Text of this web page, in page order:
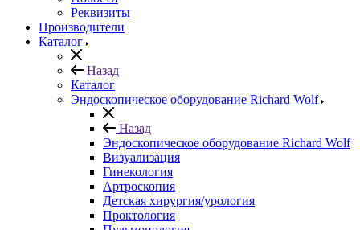
Реквизиты
Производители
Каталог
Назад
Каталог
Эндоскопическое оборудование Richard Wolf
Назад
Эндоскопическое оборудование Richard Wolf
Визуализация
Гинекология
Артроскопия
Детская хирургия/урология
Проктология